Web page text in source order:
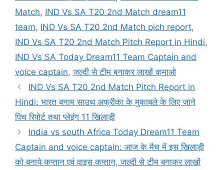
Match, IND Vs SA T20 2nd Match dream11
team, IND Vs SA T20 2nd Match pich report,
IND Vs SA T20 2nd Match Pitch Report in Hindi,
IND Vs SA Today Dream11 Team Captain and
voice captain,जल्दी से टीम बनाकर लाखों कमाओ
IND Vs SA T20 2nd Match Pitch Report in
Hindi: भारत बनाम साउथ अफ्रीका के मुकाबले के लिए जाने
पिच रिपोर्ट तथा प्लेइंग 11 खिलाड़ी
India vs south Africa Today Dream11 Team
Captain and voice captain: आज के मैच में इस खिलाड़ी
को बनाये कप्तान एवं वाइस कप्तान, जल्दी से टीम बनाकर लाखों